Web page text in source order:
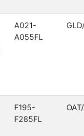
A021-
A055FL
F195-
F285FL